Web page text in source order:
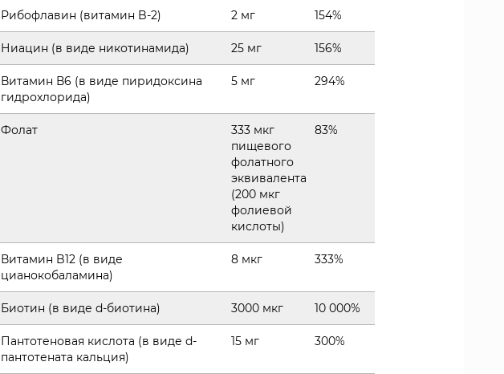
Рибофлавин (витамин B-2) 2 мг 154%
Ниацин (в виде никотинамида) 25 мг 156%
Витамин В6 (в виде пиридоксина
гидрохлорида)
5 мг 294%
Фолат
333 мкг
пищевого
фолатного
эквивалента
(200 мкг
фолиевой
кислоты)
83%
Витамин B12 (в виде
цианокобаламина)
8 мкг 333%
Биотин (в виде d-биотина) 3000 мкг 10 000%
Пантотеновая кислота (в виде d-
пантотената кальция)
15 мг 300%